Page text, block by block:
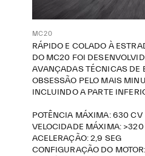
MC20
RÁPIDO E COLADO À
DO MC20 FOI
AVANÇADAS TÉCNICAS DE
OBSESSÃO PELO MAIS
INCLUINDO A PARTE
POTÊNCIA MÁXIMA: 630 CV
VELOCIDADE MÁXIMA:
ACELERAÇÃO: 2,9 SEG
CONFIGURAÇÃO DO